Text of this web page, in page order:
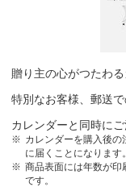
贈り主の心がつたわ
特別なお客様、郵送
カレンダーと同時に
カレンダーを購入後の
に届くことになります。
商品表面には年数が印
です。